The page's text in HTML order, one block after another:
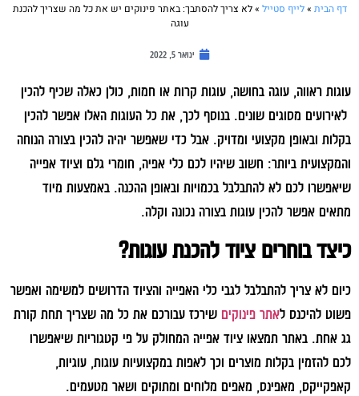
דף הבית »לייף סטייל »לא צריך להסתבך: באתר פינוקים יש את כל מה שצריך להכנת
עוגה
ינואר 5, 2022
עוגות ראווה, עוגה בחושה, עוגות קרות או חמות, כולן כאלה שכיף להכין
לאירועים מסוגים שונים. בנוסף לכך, את כל העוגות האלו אפשר להכין
בקלות ובאופן מקצועי ומדויק. אבל כדי שאפשר יהיה להכין בצורה הנוחה
והמקצועית ביותר: חשוב שיהיו לכם כלי אפיה, חומרי גלם וציוד אפייה
שיאפשרו לכם לא להתבלבל בכמויות ובאופן ההכנה. באמצעות מיוד
מתאים אפשר להכין עוגות בצורה נכונה וקלה.
כיצד בוחרים ציוד להכנת עוגות?
כיום לא צריך להתבלבל לגבי כלי האפייה והציוד הדרושים למשימה ואפשר
פשוט להיכנס לאתר פינוקים שירכז עבורכם את כל מה שצריך תחת קורת
גג אחת. באתר תמצאו ציוד אפייה המחולק על פי קטגוריות שיאפשרו
לכם להזמין בקלות מוצרים וכך לאפות במקצועיות עוגות, עוגיות,
קאפקייקס, מאפינס, מאפים מלוחים ומתוקים ושאר מטעמים.